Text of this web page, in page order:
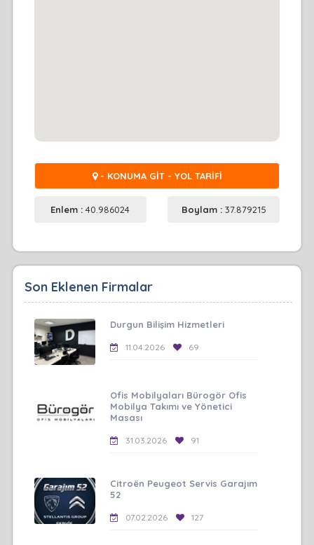
- KONUMA GİT - YOL TARİFİ
Enlem :40.986024 Boylam : 37.879215
Son Eklenen Firmalar
Durgun Bilişim Hizmetleri
11.04.2026 69
Ofis Mobilyaları Bürogör Ofis
Mobilya Takımı ve Yönetici
Masası
31.03.2026 91
Citroën Peugeot Servis Garajım
52
07.02.2026 127